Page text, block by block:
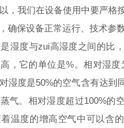
，我们在设备使用中要严格
确保设备正常运行、技术参
度与zui高湿度之间的比，
，它的单位是%。相对湿度
湿度是50%的空气含有达到
气。相对湿度超过100%的
温度的增高空气中可以含